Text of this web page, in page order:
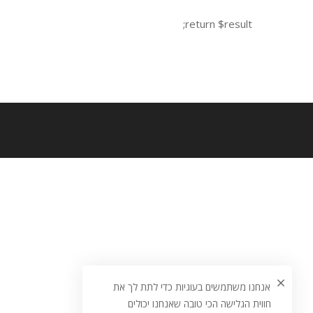
return $result;
אנחנו משתמשים בעוגיות כדי לתת לך את
חווית הגלישה הכי טובה שאנחנו יכולים